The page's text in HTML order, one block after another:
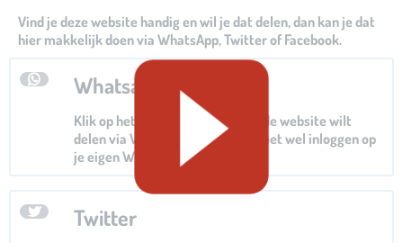
Vind je deze website handig en wil je dat delen, dan kan je dat
hier makkelijk doen via WhatsApp, Twitter of Facebook.
Whatsapp
Klik op het Whatsapp logo als je de website wilt
delen via Whatsapp. Let op: je moet wel inloggen op
je eigen Whatsapp.
Twitter